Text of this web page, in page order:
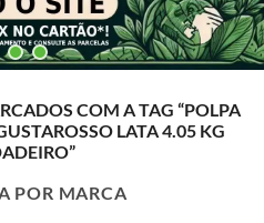
COM A TAG “POLPA
LATA 4.05 KG
POR MARCA